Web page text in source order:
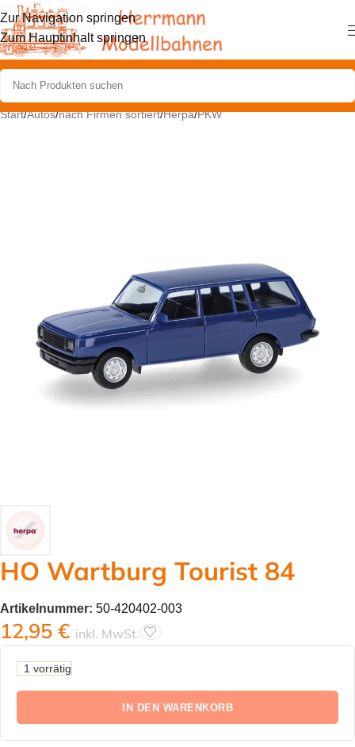
Zur Navigation springen
Zum Hauptinhalt springen
Start/Autos/nach Firmen sortiert/Herpa/PKW
HO Wartburg Tourist 84
Artikelnummer: 50-420402-003
12,95 € inkl. MwSt.
1 vorrätig
IN DEN WARENKORB